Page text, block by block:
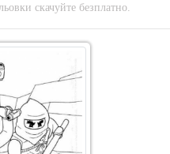
скачуйте безплатно.